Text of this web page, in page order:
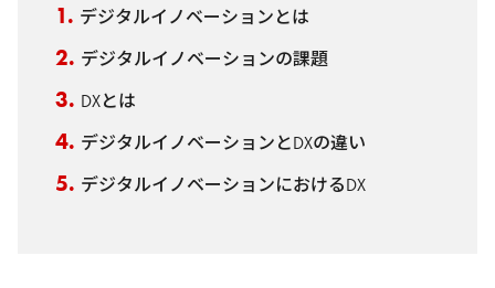
デジタルイノベーションとは
デジタルイノベーションの課題
DXとは
デジタルイノベーションとDXの違い
デジタルイノベーションにおけるDX